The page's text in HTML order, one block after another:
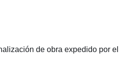
de obra expedido por el